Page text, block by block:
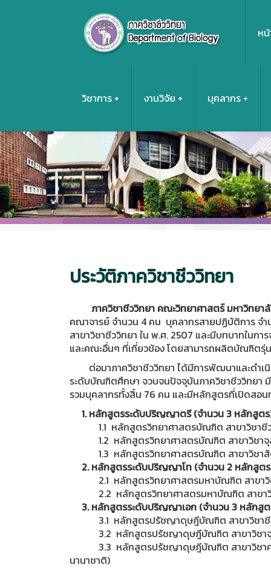
ห
วิชาการ งานวิจัย บุคลากร
ประวัติภาควิชาชีววิทยา
ภาควิชาชีววิทยา คณะวิทยาศาสตร์ มหาวิทยาลั
คณาจารย์ จำนวน 4 คน บุคลากรสายปฏิบัติการ จ
สาขาวิชาชีววิทยา ใน พ.ศ. 2507 และมีบทบาทในก
และคณะอื่นๆ ที่เกี่ยวข้อง โดยสามารถผลิตบัณฑิตรุ่น
ต่อมาภาควิชาชีววิทยา ได้มีการพัฒนาและดำเ
ระดับบัณฑิตศึกษา จวบจนปัจจุบันภาควิชาชีววิทยา
รวมบุคลากรทั้งสิ้น 76 คน และมีหลักสูตรที่เปิดสอ
1. หลักสูตรระดับปริญญาตรี (จำนวน 3 หลักสูต
1.1 หลักสูตรวิทยาศาสตรบัณฑิต สาขาวิชาชี
1.2 หลักสูตรวิทยาศาสตรบัณฑิต สาขาวิชาจุ
1.3 หลักสูตรวิทยาศาสตรบัณฑิต สาขาวิชาสั
2. หลักสูตรระดับปริญญาโท (จำนวน 2 หลักสูต
2.1 หลักสูตรวิทยาศาสตรมหาบัณฑิต สาขาวิ
2.2 หลักสูตรวิทยาศาสตรมหาบัณฑิต สาขาวิช
3. หลักสูตรระดับปริญญาเอก (จำนวน 3 หลักสู
3.1 หลักสูตรปรัชญาดุษฎีบัณฑิต สาขาวิชาชีว
3.2 หลักสูตรปรัชญาดุษฎีบัณฑิต สาขาวิชาจุล
3.3 หลักสูตรปรัชญาดุษฎีบัณฑิต สาขาวิชาคว
นานาชาติ)